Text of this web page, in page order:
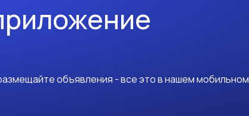
объявления - все это в нашем мобильном